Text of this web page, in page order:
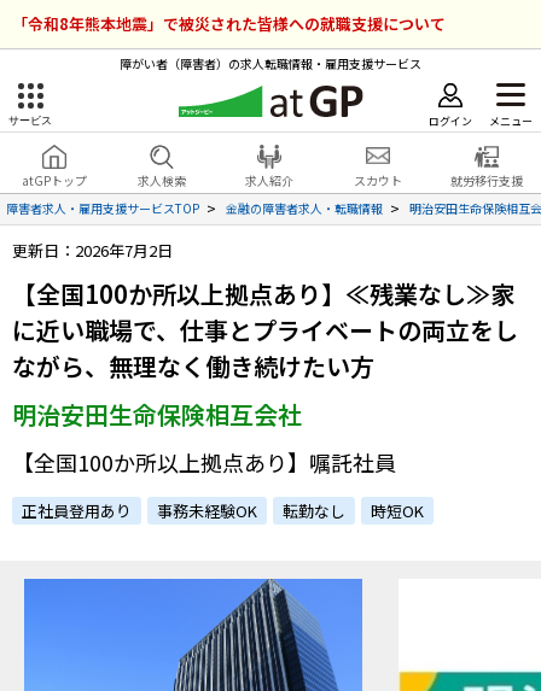
「令和8年熊本地震」で被災された皆様への就職支援について
障がい者（障害者）の求人転職情報・雇用支援サービス
サービス ログイン メニュー
atGPトップ 求人検索 求人紹介 スカウト
就労移行支援
障害者求人・雇用支援サービスTOP
金融の障害者求人・転職情報 明治安田生命保険相互
更新日：2026年7月2日
【全国100か所以上拠点あり】≪残業なし≫家
に近い職場で、仕事とプライベートの両立をし
ながら、無理なく働き続けたい方
明治安田生命保険相互会社
【全国100か所以上拠点あり】嘱託社員
正社員登用あり 事務未経験OK 転勤なし 時短OK
障害者雇用のアットジーピー
サービスラインナップ
就転職支援サービス
障害者専門の就転職支援サービス
障害者アスリート専門の就転職支援サービス
障害のある新卒学生専門の就職エージェントサービス
ログイン 会員登録 無料
atGPトップ
各種サービス
求人を紹介してもらう
スカウトを受ける
就労移行支援サービス